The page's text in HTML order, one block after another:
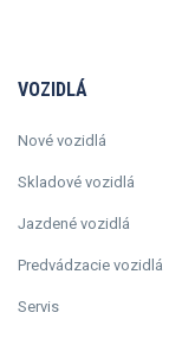
VOZIDLÁ
Nové vozidlá
Skladové vozidlá
Jazdené vozidlá
Predvádzacie vozidlá
Servis